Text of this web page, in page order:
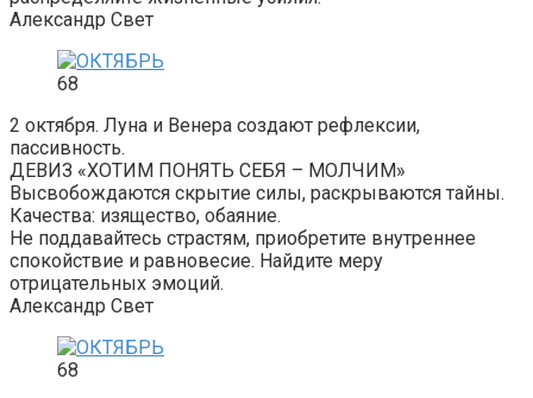
Александр Свет
68
2 октября. Луна и Венера создают рефлексии,
пассивность.
ДЕВИЗ «ХОТИМ ПОНЯТЬ СЕБЯ – МОЛЧИМ»
Высвобождаются скрытие силы, раскрываются тайны.
Качества: изящество, обаяние.
Не поддавайтесь страстям, приобретите внутреннее
спокойствие и равновесие. Найдите меру
отрицательных эмоций.
Александр Свет
68